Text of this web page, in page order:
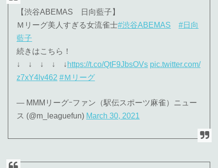
【渋谷ABEMAS 日向藍子】
Ｍリーグ美人すぎる女流雀士#渋谷ABEMAS
#日向
藍子
続きはこちら！
↓ ↓ ↓ ↓ ↓ https://t.co/QtF9JbsOVs pic.twitter.com/
z7xY4lv462 #Ｍリーグ
— MMMリーグｰファン（駅伝スポーツ麻雀）ニュー
ス (@m_leaguefun) March 30, 2021